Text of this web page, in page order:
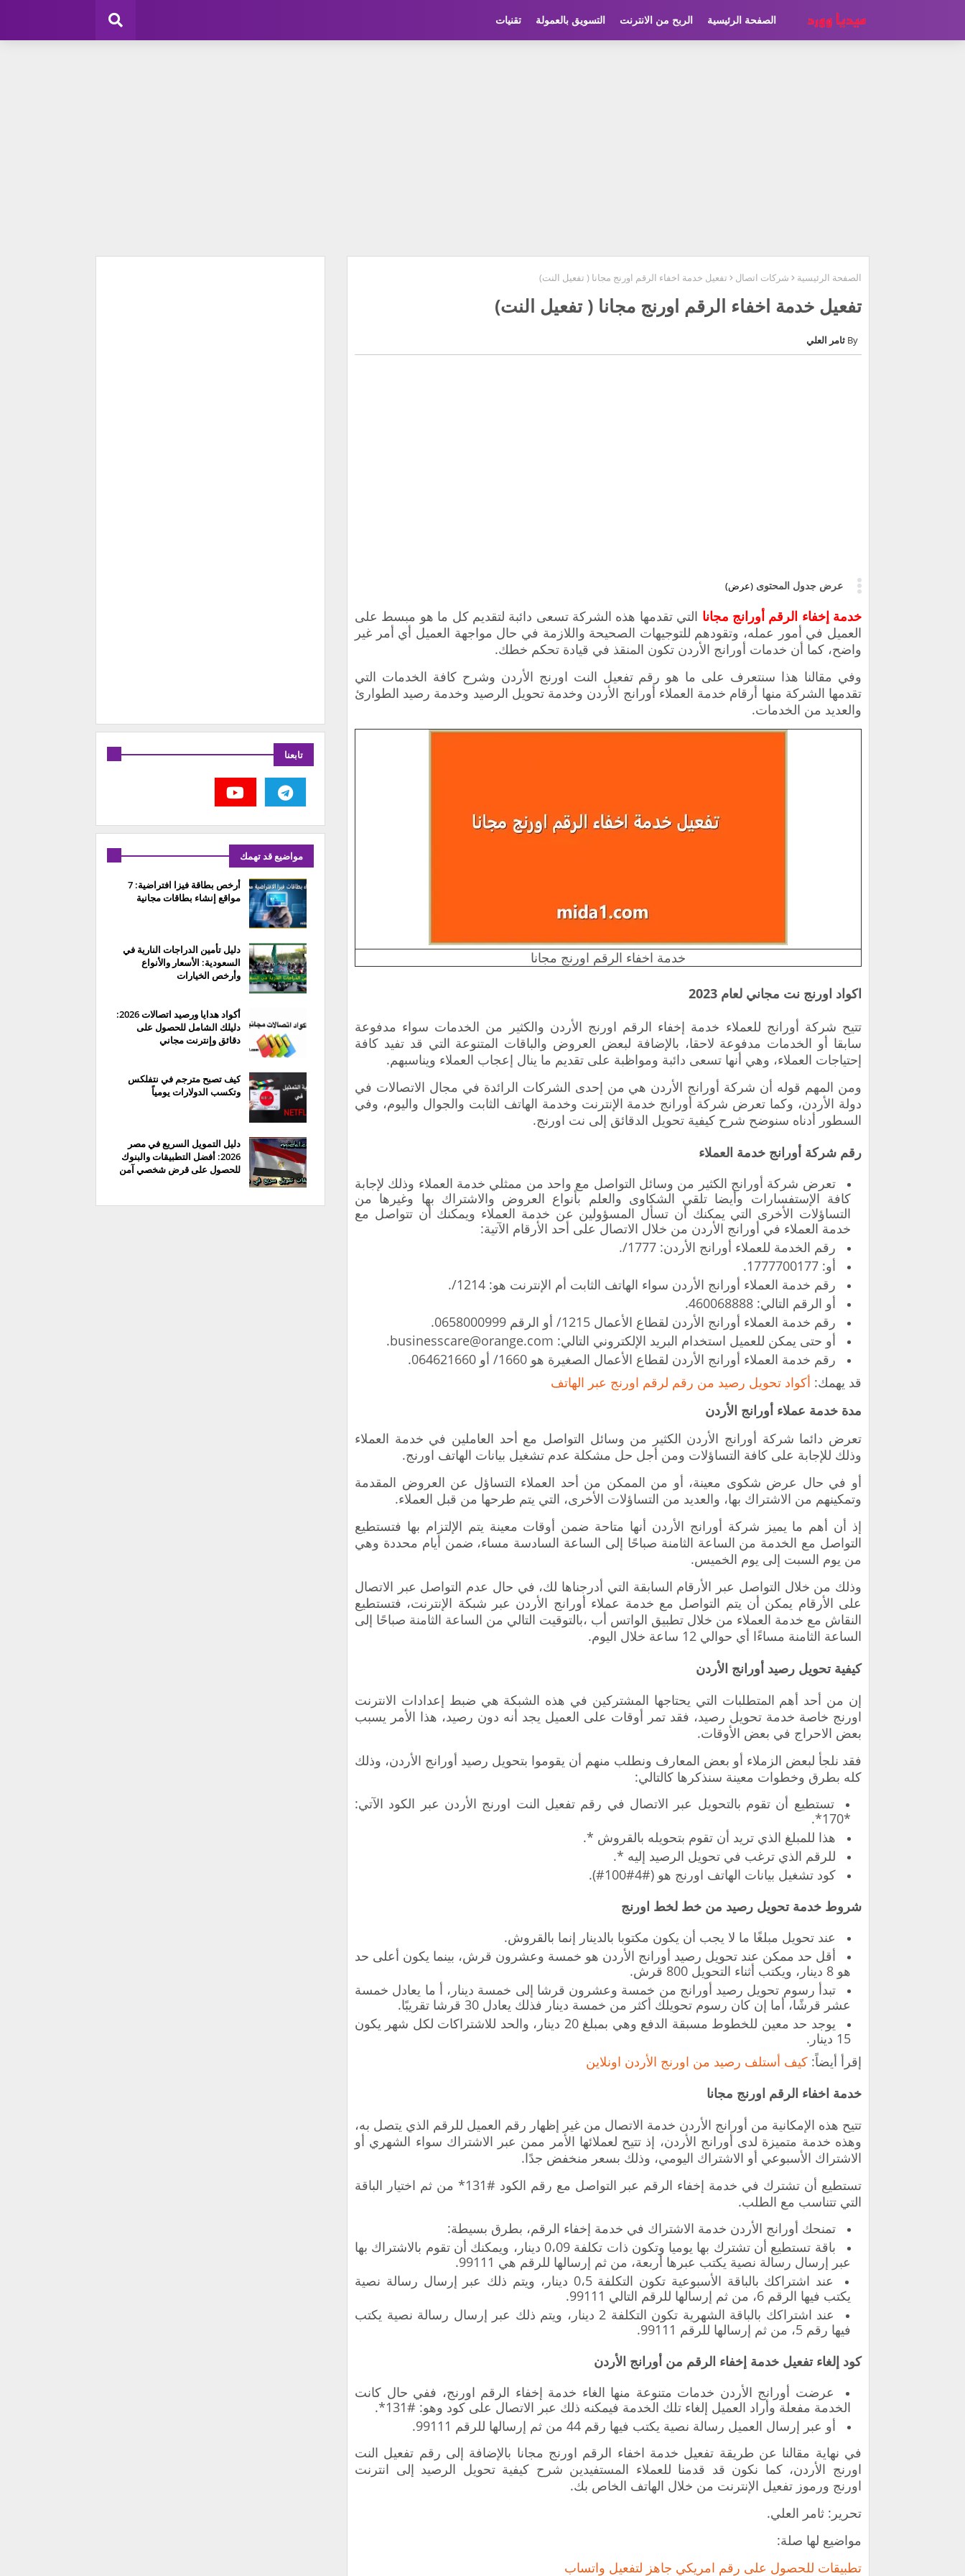
الصفحة الرئيسية الربح من الانترنت التسويق بالعمولة تقنيات
الصفحة الرئيسية شركات اتصال تفعيل خدمة اخفاء الرقم اورنج مجانا ( تفعيل النت)
تفعيل خدمة اخفاء الرقم اورنج مجانا ( تفعيل النت)
ثامر العلي
عرض جدول المحتوى (عرض)
خدمة إخفاء الرقم أورانج مجانا التي تقدمها هذه الشركة تسعى دائبة لتقديم كل ما هو مبسط على
العميل في أمور عمله، وتقودهم للتوجيهات الصحيحة واللازمة في حال مواجهة العميل أي أمر غير
واضح، كما أن خدمات أورانج الأردن تكون المنقذ في قيادة تحكم خطك.
وفي مقالنا هذا سنتعرف على ما هو رقم تفعيل النت اورنج الأردن وشرح كافة الخدمات التي
تقدمها الشركة منها أرقام خدمة العملاء أورانج الأردن وخدمة تحويل الرصيد وخدمة رصيد الطوارئ
والعديد من الخدمات.
خدمة اخفاء الرقم اورنج مجانا
اكواد اورنج نت مجاني لعام 2023
تتيح شركة أورانج للعملاء خدمة إخفاء الرقم اورنج الأردن والكثير من الخدمات سواء مدفوعة
سابقا أو الخدمات مدفوعة لاحقا، بالإضافة لبعض العروض والباقات المتنوعة التي قد تفيد كافة
إحتياجات العملاء، وهي أنها تسعى دائبة ومواظبة على تقديم ما ينال إعجاب العملاء ويناسبهم.
ومن المهم قوله أن شركة أورانج الأردن هي من إحدى الشركات الرائدة في مجال الاتصالات في
دولة الأردن، وكما تعرض شركة أورانج خدمة الإنترنت وخدمة الهاتف الثابت والجوال واليوم، وفي
السطور أدناه سنوضح شرح كيفية تحويل الدقائق إلى نت اورنج.
رقم شركة أورانج خدمة العملاء
تعرض شركة أورانج الكثير من وسائل التواصل مع واحد من ممثلي خدمة العملاء وذلك لإجابة
كافة الإستفسارات وأيضا تلقي الشكاوى والعلم بأنواع العروض والاشتراك بها وغيرها من
التساؤلات الأخرى التي يمكنك أن تسأل المسؤولين عن خدمة العملاء ويمكنك أن تتواصل مع
خدمة العملاء في أورانج الأردن من خلال الاتصال على أحد الأرقام الآتية:
رقم الخدمة للعملاء أورانج الأردن: 1777/.
أو: 1777700177.
رقم خدمة العملاء أورانج الأردن سواء الهاتف الثابت أم الإنترنت هو: 1214/.
أو الرقم التالي: 460068888.
رقم خدمة العملاء أورانج الأردن لقطاع الأعمال 1215/ أو الرقم 0658000999.
أو حتى يمكن للعميل استخدام البريد الإلكتروني التالي: businesscare@orange.com.
رقم خدمة العملاء أورانج الأردن لقطاع الأعمال الصغيرة هو 1660/ أو 064621660.
قد يهمك: أكواد تحويل رصيد من رقم لرقم اورنج عبر الهاتف
مدة خدمة عملاء أورانج الأردن
تعرض دائما شركة أورانج الأردن الكثير من وسائل التواصل مع أحد العاملين في خدمة العملاء
وذلك للإجابة على كافة التساؤلات ومن أجل حل مشكلة عدم تشغيل بيانات الهاتف اورنج.
أو في حال عرض شكوى معينة، أو من الممكن من أحد العملاء التساؤل عن العروض المقدمة
وتمكينهم من الاشتراك بها، والعديد من التساؤلات الأخرى، التي يتم طرحها من قبل العملاء.
إذ أن أهم ما يميز شركة أورانج الأردن أنها متاحة ضمن أوقات معينة يتم الإلتزام بها فتستطيع
التواصل مع الخدمة من الساعة الثامنة صباحًا إلى الساعة السادسة مساء، ضمن أيام محددة وهي
من يوم السبت إلى يوم الخميس.
وذلك من خلال التواصل عبر الأرقام السابقة التي أدرجناها لك، في حال عدم التواصل عبر الاتصال
على الأرقام يمكن أن يتم التواصل مع خدمة عملاء أورانج الأردن عبر شبكة الإنترنت، فتستطيع
النقاش مع خدمة العملاء من خلال تطبيق الواتس أب ،بالتوقيت التالي من الساعة الثامنة صباحًا إلى
الساعة الثامنة مساءًا أي حوالي 12 ساعة خلال اليوم.
كيفية تحويل رصيد أورانج الأردن
إن من أحد أهم المتطلبات التي يحتاجها المشتركين في هذه الشبكة هي ضبط إعدادات الانترنت
اورنج خاصة خدمة تحويل رصيد، فقد تمر أوقات على العميل يجد أنه دون رصيد، هذا الأمر يسبب
بعض الاحراج في بعض الأوقات.
فقد نلجأ لبعض الزملاء أو بعض المعارف ونطلب منهم أن يقوموا بتحويل رصيد أورانج الأردن، وذلك
كله بطرق وخطوات معينة سنذكرها كالتالي:
تستطيع أن تقوم بالتحويل عبر الاتصال في رقم تفعيل النت اورنج الأردن عبر الكود الآتي:
*170*.
هذا للمبلغ الذي تريد أن تقوم بتحويله بالقروش *.
للرقم الذي ترغب في تحويل الرصيد إليه *.
كود تشغيل بيانات الهاتف اورنج هو (#4#100#).
شروط خدمة تحويل رصيد من خط لخط اورنج
عند تحويل مبلغًا ما لا يجب أن يكون مكتوبا بالدينار إنما بالقروش.
أقل حد ممكن عند تحويل رصيد أورانج الأردن هو خمسة وعشرون قرش، بينما يكون أعلى حد
هو 8 دينار، ويكتب أثناء التحويل 800 قرش.
تبدأ رسوم تحويل رصيد أورانج من خمسة وعشرون قرشا إلى خمسة دينار، أ ما يعادل خمسة
عشر قرشًا، أما إن كان رسوم تحويلك أكثر من خمسة دينار فذلك يعادل 30 قرشا تقريبًا.
يوجد حد معين للخطوط مسبقة الدفع وهي بمبلغ 20 دينار، والحد للاشتراكات لكل شهر يكون
15 دينار.
إقرأ أيضاً: كيف أستلف رصيد من اورنج الأردن اونلاين
خدمة اخفاء الرقم اورنج مجانا
تتيح هذه الإمكانية من أورانج الأردن خدمة الاتصال من غير إظهار رقم العميل للرقم الذي يتصل به،
وهذه خدمة متميزة لدى أورانج الأردن، إذ تتيح لعملائها الأمر ممن عبر الاشتراك سواء الشهري أو
الاشتراك الأسبوعي أو الاشتراك اليومي، وذلك بسعر منخفض جدًا.
تستطيع أن تشترك في خدمة إخفاء الرقم عبر التواصل مع رقم الكود #131* من ثم اختيار الباقة
التي تتناسب مع الطلب.
تمنحك أورانج الأردن خدمة الاشتراك في خدمة إخفاء الرقم، بطرق بسيطة:
باقة تستطيع أن تشترك بها يوميا وتكون ذات تكلفة 0،09 دينار، ويمكنك أن تقوم بالاشتراك بها
عبر إرسال رسالة نصية يكتب عبرها أربعة، من ثم إرسالها للرقم هي 99111.
عند اشتراكك بالباقة الأسبوعية تكون التكلفة 0،5 دينار، ويتم ذلك عبر إرسال رسالة نصية
يكتب فيها الرقم 6، من ثم إرسالها للرقم التالي 99111.
عند اشتراكك بالباقة الشهرية تكون التكلفة 2 دينار، ويتم ذلك عبر إرسال رسالة نصية يكتب
فيها رقم 5، من ثم إرسالها للرقم 99111.
كود إلغاء تفعيل خدمة إخفاء الرقم من أورانج الأردن
عرضت أورانج الأردن خدمات متنوعة منها الغاء خدمة إخفاء الرقم اورنج، ففي حال كانت
الخدمة مفعلة وأراد العميل إلغاء تلك الخدمة فيمكنه ذلك عبر الاتصال على كود وهو: #131*.
أو عبر إرسال العميل رسالة نصية يكتب فيها رقم 44 من ثم إرسالها للرقم 99111.
في نهاية مقالنا عن طريقة تفعيل خدمة اخفاء الرقم اورنج مجانا بالإضافة إلى رقم تفعيل النت
اورنج الأردن، كما نكون قد قدمنا للعملاء المستفيدين شرح كيفية تحويل الرصيد إلى انترنت
اورنج ورموز تفعيل الإنترنت من خلال الهاتف الخاص بك.
تحرير: ثامر العلي.
مواضيع لها صلة:
تطبيقات للحصول على رقم امريكي جاهز لتفعيل واتساب
تابعنا
مواضيع قد تهمك
أرخص بطاقة فيزا افتراضية: 7
مواقع إنشاء بطاقات مجانية
دليل تأمين الدراجات النارية في
السعودية: الأسعار والأنواع
وأرخص الخيارات
أكواد هدايا ورصيد اتصالات 2026:
دليلك الشامل للحصول على
دقائق وإنترنت مجاني
كيف تصبح مترجم في نتفلكس
وتكسب الدولارات يومياً
دليل التمويل السريع في مصر
2026: أفضل التطبيقات والبنوك
للحصول على قرض شخصي آمن